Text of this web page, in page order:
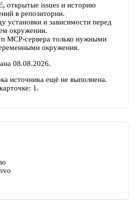
открытые issues и историю
в репозитории.
установки и зависимости перед
окружении.
MCP-сервера только нужными
окружения.
08.08.2026.
источника ещё не выполнена.
1 .